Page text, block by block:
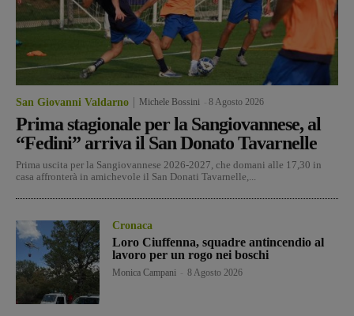
San Giovanni Valdarno Michele Bossini 8 Agosto 2026
Prima stagionale per la Sangiovannese, al
“Fedini” arriva il San Donato Tavarnelle
Prima uscita per la Sangiovannese 2026-2027, che domani alle 17,30 in
casa affronterà in amichevole il San Donati Tavarnelle,...
Cronaca
Loro Ciuffenna, squadre antincendio al
lavoro per un rogo nei boschi
Monica Campani 8 Agosto 2026